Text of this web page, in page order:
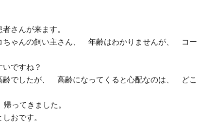
さんが来ます。
ゃんの飼い主さん、 年齢はわかりませんが、 コー
いですね？
でしたが、 高齢になってくると心配なのは、 どこ
ってきました。
しおです。